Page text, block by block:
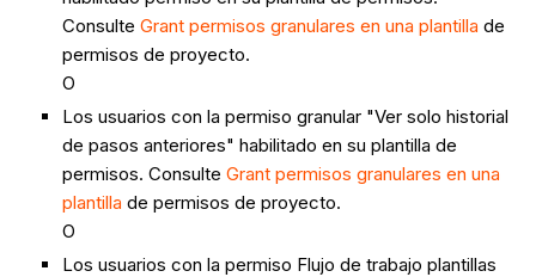
ConsulteGrant permisos granulares en una plantilla de
permisos de proyecto.
O
Los usuarios con la permiso granular "Ver solo historial
de pasos anteriores" habilitado en su plantilla de
permisos. ConsulteGrant permisos granulares en una
plantilla de permisos de proyecto.
O
Los usuarios con la permiso Flujo de trabajo plantillas